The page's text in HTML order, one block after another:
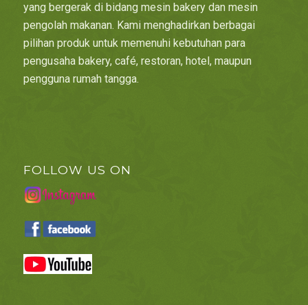
yang bergerak di bidang mesin bakery dan mesin
pengolah makanan. Kami menghadirkan berbagai
pilihan produk untuk memenuhi kebutuhan para
pengusaha bakery, café, restoran, hotel, maupun
pengguna rumah tangga.
FOLLOW US ON